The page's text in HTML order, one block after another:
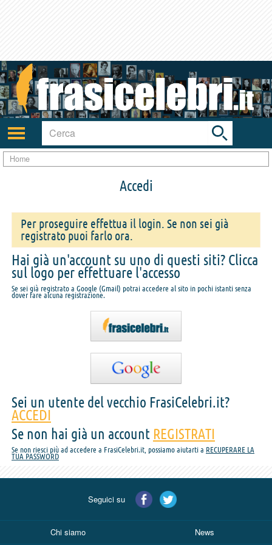
Attiva/disattiva
navigazione
Toggle
search
bar
Home
Accedi
Per proseguire effettua il login. Se non sei già
registrato puoi farlo ora.
Hai già un'account su uno di questi siti? Clicca
sul logo per effettuare l'accesso
Se sei già registrato a Google (Gmail) potrai accedere al sito in pochi istanti senza
dover fare alcuna registrazione.
Sei un utente del vecchio FrasiCelebri.it?
ACCEDI
Se non hai già un account REGISTRATI
Se non riesci più ad accedere a FrasiCelebri.it, possiamo aiutarti a RECUPERARE LA
TUA PASSWORD
Seguici su
Chi siamo News